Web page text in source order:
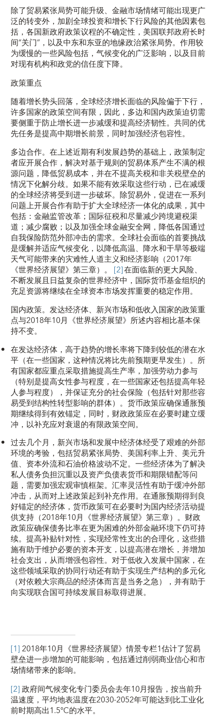
除了贸易紧张局势可能升级、金融市场情绪可能出现更广
泛的转变外，加剧全球投资和增长下行风险的其他因素包
括，各国新政府政策议程的不确定性，美国联邦政府长时
间“关门”，以及中东和东亚的地缘政治紧张局势。作用较
为缓慢的一些风险包括，气候变化的广泛影响，以及目前
对现有机构和政党的信任度下降。
政策重点
随着增长势头回落，全球经济增长面临的风险偏于下行，
许多国家的政策空间有限，因此，多边和国内政策迫切需
要侧重于防止增长进一步减缓和提高经济韧性。共同的优
先任务是提高中期增长前景，同时加强经济包容性。
多边合作。在上述近期有利发展趋势的基础上，政策制定
者应开展合作，解决对基于规则的贸易体系产生不满的根
源问题，降低贸易成本，并在不提高关税和非关税壁垒的
情况下化解分歧。如果不能有效采取这些行动，已在减缓
的全球经济将受到进一步破坏。除贸易外，促进在一系列
问题上开展合作有助于扩大全球经济一体化的成果，其中
包括：金融监管改革；国际征税和尽量减少跨境避税渠
道；减少腐败；以及加强全球金融安全网，降低各国通过
自我保险防范外部冲击的需求。全球社会面临的首要挑战
是缓解并适应气候变化，以降低高温、降水和干旱等极端
天气可能带来的灾难性人道主义和经济影响（2017年
《世界经济展望》第三章）。 [2]在面临新的更大风险、
不断发展且日益复杂的世界经济中，国际货币基金组织的
充足资源将继续在全球资本市场发挥重要的稳定作用。
国内政策。发达经济体、新兴市场和低收入国家的政策重
点与2018年10月《世界经济展望》所述内容相比基本保
持不变。
在发达经济体，高于趋势的增长率将下降到较低的潜在水
平（在一些国家，这种情况将比先前预期更早发生）。所
有国家都应重点采取措施提高生产率，加强劳动力参与
（特别是提高女性参与程度，在一些国家还包括提高年轻
人参与程度），并保证充分的社会保险（包括针对那些容
易受到结构性转型影响的群体）。货币政策应确保通胀预
期继续得到有效锚定，同时，财政政策应在必要时建立缓
冲，以补充应对衰退的有限政策空间。
过去几个月，新兴市场和发展中经济体经受了艰难的外部
环境的考验，包括贸易紧张局势、美国利率上升、美元升
值、资本外流和石油价格波动不定。一些经济体为了解决
私人债务负担沉重以及资产负债表货币和期限错配等问
题，需要加强宏观审慎框架。汇率灵活性有助于缓冲外部
冲击，从而对上述政策起到补充作用。在通胀预期得到良
好锚定的经济体，货币政策可在必要时为国内经济活动提
供支持（2018年10月《世界经济展望》第三章）。财政
政策应确保债务比率在更为困难的外部金融环境下仍可持
续。提高补贴针对性，实现经常性支出的合理化，这些措
施有助于维护必要的资本开支，以提高潜在增长，并增加
社会支出，从而增强包容性。对于低收入发展中国家，在
这些领域采取的协同行动还有助于实现生产结构的多元化
（对依赖大宗商品的经济体而言是当务之急），并有助于
向实现联合国可持续发展目标取得进展。
[1]2018年10月《世界经济展望》情景专栏1估计了贸易
壁垒进一步增加的可能影响，包括通过削弱商业信心和市
场情绪带来的影响。
[2]政府间气候变化专门委员会去年10月报告，按当前升
温速度，平均地表温度在2030-2052年可能达到比工业化
前时期高出1.5°C的水平。